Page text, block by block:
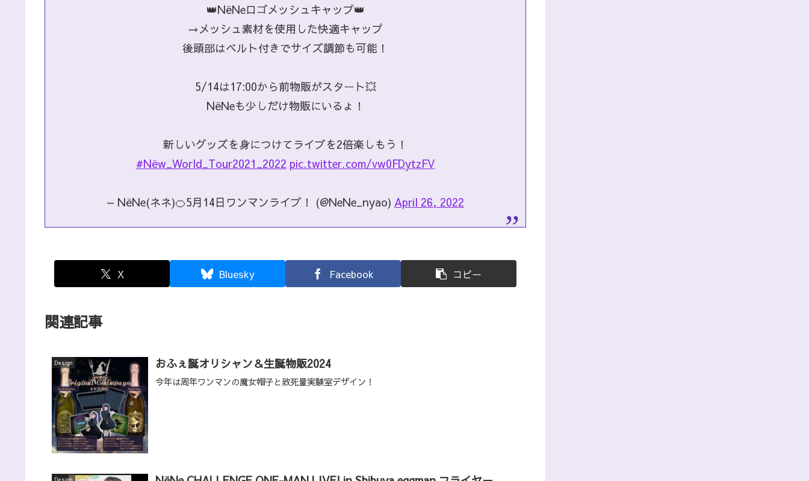
👑NёNeロゴメッシュキャップ👑
→メッシュ素材を使用した快適キャップ
後頭部はベルト付きでサイズ調節も可能！
5/14は17:00から前物販がスタート💥
NёNeも少しだけ物販にいるょ！
新しいグッズを身につけてライブを2倍楽しもう！
#Nёw_World_Tour2021_2022 pic.twitter.com/vw0FDytzFV
— NёNe(ネネ)🍊5月14日ワンマンライブ！ (@NeNe_nyao) April 26, 2022
X Bluesky Facebook コピー
関連記事
Design おふぇ誕オリシャン＆生誕物販2024
今年は周年ワンマンの魔女帽子と致死量実験室デザイン！
Design